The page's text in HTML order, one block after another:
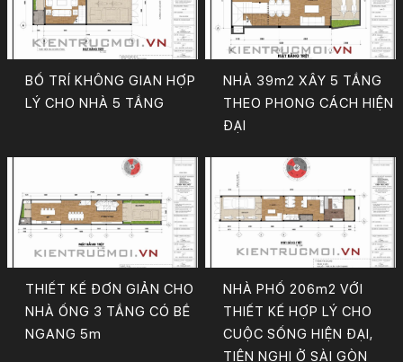
BỐ TRÍ KHÔNG GIAN HỢP
LÝ CHO NHÀ 5 TẦNG
NHÀ 39m2 XÂY 5 TẦNG
THEO PHONG CÁCH HIỆN
ĐẠI
THIẾT KẾ ĐƠN GIẢN CHO
NHÀ ỐNG 3 TẦNG CÓ BỀ
NGANG 5m
NHÀ PHỐ 206m2 VỚI
THIẾT KẾ HỢP LÝ CHO
CUỘC SỐNG HIỆN ĐẠI,
TIỆN NGHI Ở SÀI GÒN